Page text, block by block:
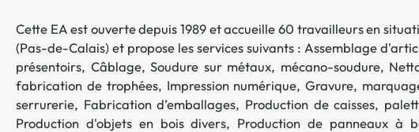
Cette EA est ouverte depuis 1989 et accueille 60 travailleurs en
(Pas-de-Calais) et propose les services suivants : Assemblage
présentoirs, Câblage, Soudure sur métaux, mécano-soudure,
fabrication de trophées, Impression numérique,Gravure,
serrurerie, Fabrication d’emballages, Production de caisses,
Production d'objets en bois divers, Production de panneaux à